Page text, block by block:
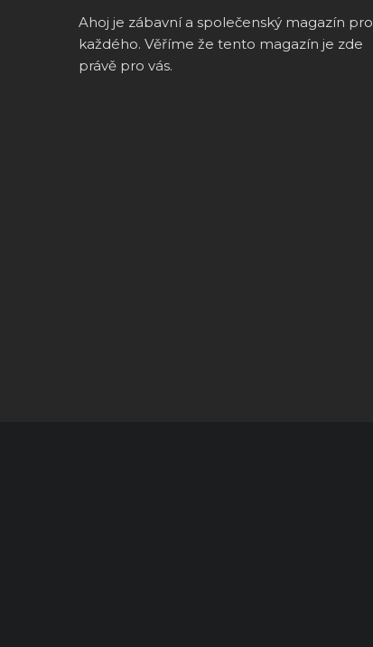
Ahoj je zábavní a společenský magazín pro
každého. Věříme že tento magazín je zde
právě pro vás.